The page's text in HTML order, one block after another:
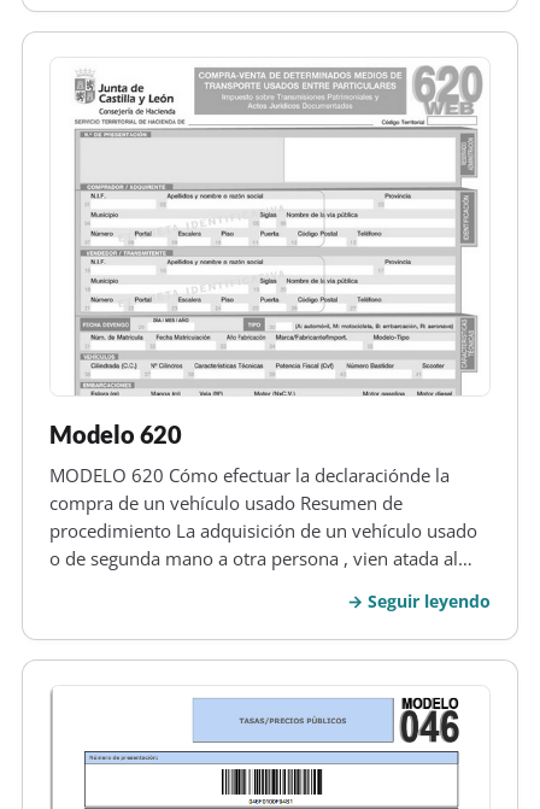
organismos dentro a siste…
Modelo 620
MODELO 620 Cómo efectuar la declaraciónde la
compra de un vehículo usado Resumen de
procedimiento La adquisición de un vehículo usado
o de segunda mano a otra persona , vien atada al
todas maneras, no es obligatorio realizar la
presentación de la autoliquidación del impue…
Seguir leyendo